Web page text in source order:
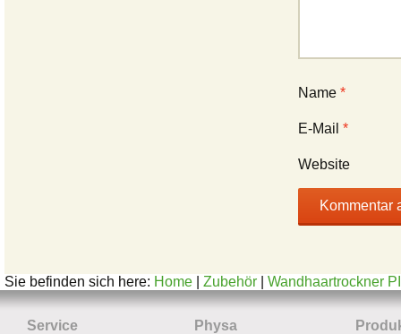
Name *
E-Mail *
Website
Sie befinden sich here: Home Zubehör Wandhaartrockner
Service Physa